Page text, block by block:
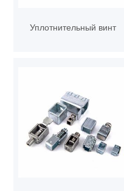
Уплотнительный винт